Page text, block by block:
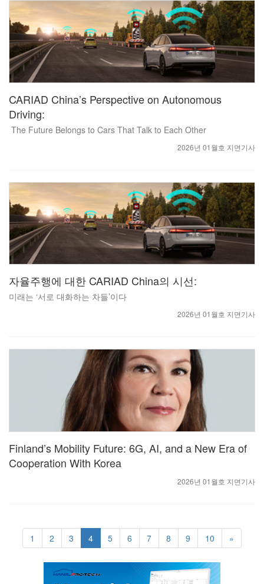
CARIAD China’s Perspective on Autonomous
Driving:
The Future Belongs to Cars That Talk to Each Other
2026년 01월호 지면기사
자율주행에 대한 CARIAD China의 시선:
미래는 ‘서로 대화하는 차들’이다
2026년 01월호 지면기사
Finland’s Mobility Future: 6G, AI, and a New Era of
Cooperation With Korea
2026년 01월호 지면기사
1 2 3 4 5 6 7 8 9 10 »